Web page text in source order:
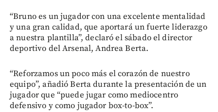
“Bruno es un jugador con una excelente mentalidad
y una gran calidad, que aportará un fuerte liderazgo
a nuestra plantilla”, declaró el sábado el director
deportivo del Arsenal, Andrea Berta.
“Reforzamos un poco más el corazón de nuestro
equipo”, añadió Berta durante la presentación de un
jugador que “puede jugar como mediocentro
defensivo y como jugador box-to-box”.